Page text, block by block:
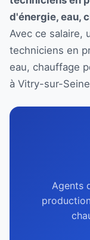
d'énergie, eau,
Avec ce salaire,
techniciens en
eau, chauffage
à Vitry-sur-
Agents